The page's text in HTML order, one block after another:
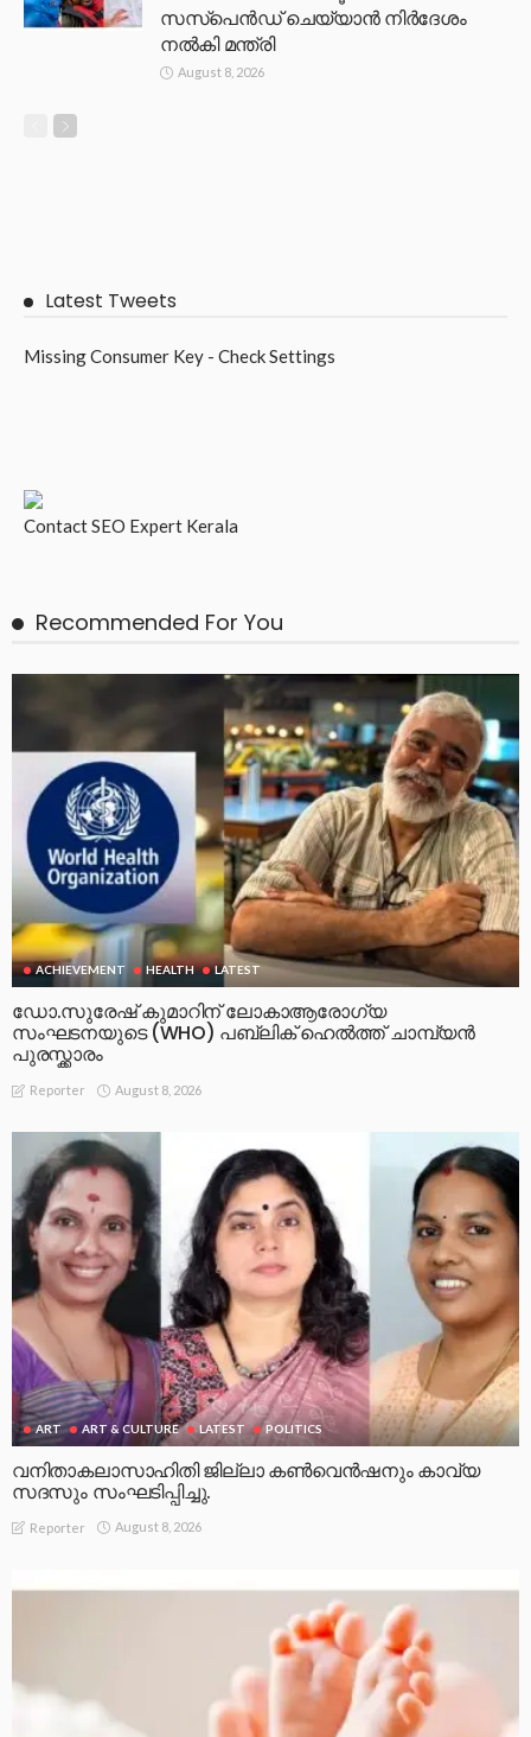
സസ്പെൻഡ് ചെയ്യാൻ നിർദേശം
നൽകി മന്ത്രി
August 8, 2026
Latest Tweets
Missing Consumer Key - Check Settings
ContactSEO Expert Kerala
Recommended For You
ACHIEVEMENT HEALTH LATEST
ഡോ.സുരേഷ് കുമാറിന് ലോകാആരോഗ്യ
സംഘടനയുടെ (WHO) പബ്ലിക് ഹെൽത്ത് ചാമ്പ്യൻ
പുരസ്ക്കാരം
Reporter August 8, 2026
ART ART & CULTURE LATEST POLITICS
വനിതാകലാസാഹിതി ജില്ലാ കൺവെൻഷനും കാവ്യ
സദസും സംഘടിപ്പിച്ചു.
Reporter August 8, 2026